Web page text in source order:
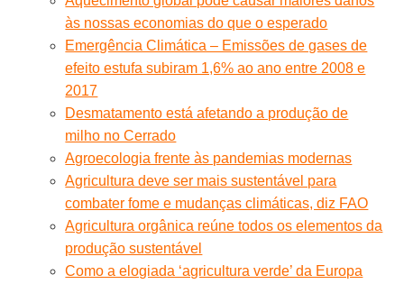
às nossas economias do que o esperado
Emergência Climática – Emissões de gases de
efeito estufa subiram 1,6% ao ano entre 2008 e
2017
Desmatamento está afetando a produção de
milho no Cerrado
Agroecologia frente às pandemias modernas
Agricultura deve ser mais sustentável para
combater fome e mudanças climáticas, diz FAO
Agricultura orgânica reúne todos os elementos da
produção sustentável
Como a elogiada ‘agricultura verde’ da Europa